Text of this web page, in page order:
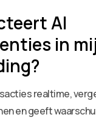
AI
in
realtime,
en geeft